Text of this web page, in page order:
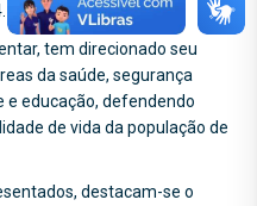
tem direcionado seu
da saúde, segurança
e educação, defendendo
de vida da população de
destacam-se o